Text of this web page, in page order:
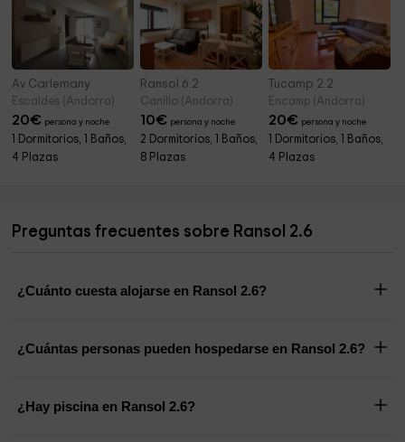
Av Carlemany
Escaldes (Andorra)
20€ persona y noche
1 Dormitorios, 1 Baños,
4 Plazas
Ransol 6.2
Canillo (Andorra)
10€ persona y noche
2 Dormitorios, 1 Baños,
8 Plazas
Tucamp 2.2
Encamp (Andorra)
20€ persona y noche
1 Dormitorios, 1 Baños,
4 Plazas
Preguntas frecuentes sobre Ransol 2.6
¿Cuánto cuesta alojarse en Ransol 2.6?
¿Cuántas personas pueden hospedarse en Ransol 2.6?
¿Hay piscina en Ransol 2.6?